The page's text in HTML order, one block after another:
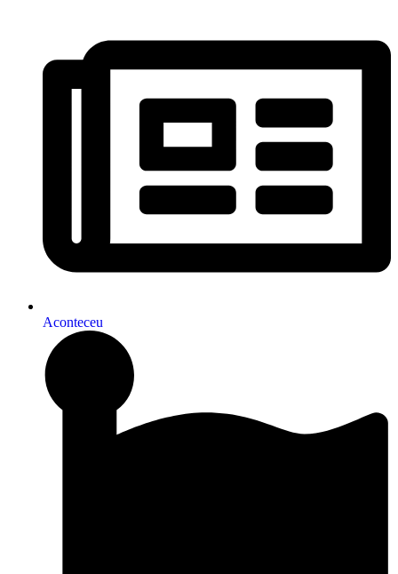
Aconteceu